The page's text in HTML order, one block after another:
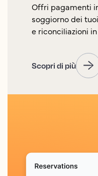
Offri pagamenti
soggiorno dei
e riconciliazioni
Scopri di più